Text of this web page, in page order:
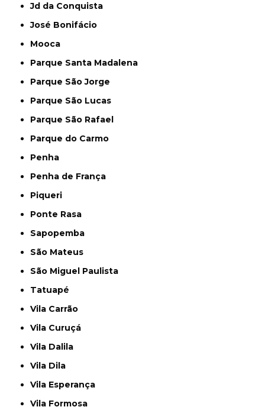
Jd da Conquista
José Bonifácio
Mooca
Parque Santa Madalena
Parque São Jorge
Parque São Lucas
Parque São Rafael
Parque do Carmo
Penha
Penha de França
Piqueri
Ponte Rasa
Sapopemba
São Mateus
São Miguel Paulista
Tatuapé
Vila Carrão
Vila Curuçá
Vila Dalila
Vila Dila
Vila Esperança
Vila Formosa